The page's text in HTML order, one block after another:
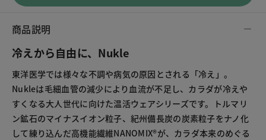
商品説明
冷えから自由に、Nukle
東洋医学では様々な不調や病気の原因とされる「冷え」。
Nukleは毛細血管の減少により血流が不足し、カラダが冷えや
すくなる大人世代に向けた温活ウェアシリーズです。トルマリ
ン鉱石のマイナスイオン粒子、紀州備長炭の炭素粒子をナノ化
して練り込んだ高機能繊維NANOMIX®が、カラダ本来のめぐる